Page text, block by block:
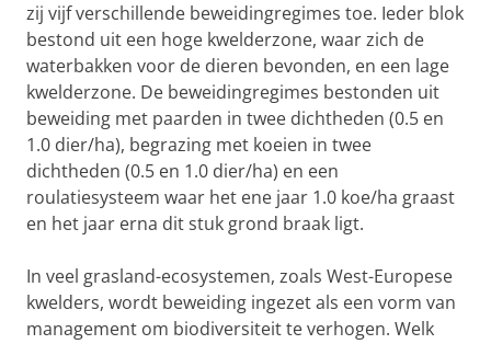
zij vijf verschillende beweidingregimes toe. Ieder blok
bestond uit een hoge kwelderzone, waar zich de
waterbakken voor de dieren bevonden, en een lage
kwelderzone. De beweidingregimes bestonden uit
beweiding met paarden in twee dichtheden (0.5 en
1.0 dier/ha), begrazing met koeien in twee
dichtheden (0.5 en 1.0 dier/ha) en een
roulatiesysteem waar het ene jaar 1.0 koe/ha graast
en het jaar erna dit stuk grond braak ligt.
In veel grasland-ecosystemen, zoals West-Europese
kwelders, wordt beweiding ingezet als een vorm van
management om biodiversiteit te verhogen. Welk